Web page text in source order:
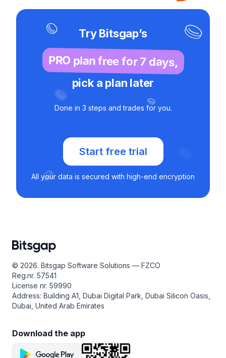
Try Bitsgap’s
PRO plan free for 7 days,
pick a plan later
Done in 3 steps and trades for you.
Start free trial
All your data is secured with high-end encryption
© 2026. Bitsgap Software Solutions — FZCO
Reg.nr. 57541
License nr. 59990
Address: Building A1, Dubai Digital Park, Dubai Silicon Oasis,
Dubai, United Arab Emirates
Download the app